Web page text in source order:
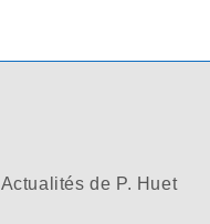
Actualités de P. Huet